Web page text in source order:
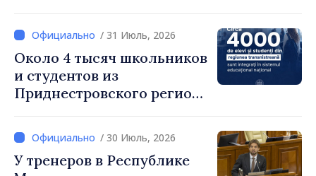
вознаграждения
/ 31 Июль, 2026
Около 4 тысяч школьников
и студентов из
Приднестровского региона
национальную систему
образования/ 30 Июль, 2026
У тренеров в Республике